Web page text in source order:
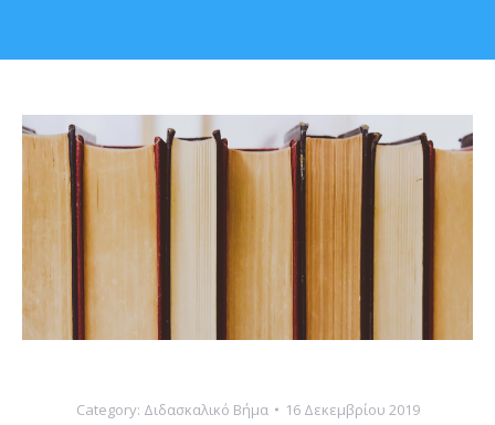
Category: Διδασκαλικό Βήμα 16 Δεκεμβρίου 2019